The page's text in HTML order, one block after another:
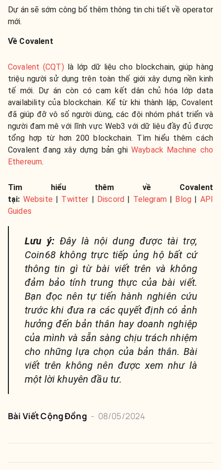
Dự án sẽ sớm công bố thêm thông tin chi tiết về operator
mới.
Về Covalent
Covalent (CQT) là lớp dữ liệu cho blockchain, giúp hàng
triệu người sử dụng trên toàn thế giới xây dựng nền kinh
tế mới. Dự án còn có cam kết dân chủ hóa lớp data
availability của blockchain. Kể từ khi thành lập, Covalent
đã giúp đỡ vô số người dùng, các đội nhóm phát triển và
người đam mê với lĩnh vực Web3 với dữ liệu đầy đủ được
tổng hợp từ hơn 200 blockchain. Tìm hiểu thêm cách
Covalent đang xây dựng bản ghiWayback Machine cho
Ethereum.
Tìm hiểu thêm về Covalent
tại: Website Twitter Discord Telegram| Blog
API
Guides
Lưu ý: Đây là nội dung được tài trợ,
Coin68 không trực tiếp ủng hộ bất cứ
thông tin gì từ bài viết trên và không
đảm bảo tính trung thực của bài viết.
Bạn đọc nên tự tiến hành nghiên cứu
trước khi đưa ra các quyết định có ảnh
hưởng đến bản thân hay doanh nghiệp
của mình và sẵn sàng chịu trách nhiệm
cho những lựa chọn của bản thân. Bài
viết trên không nên được xem như là
một lời khuyên đầu tư.
Bài Viết Cộng Đồng - 08/05/2024